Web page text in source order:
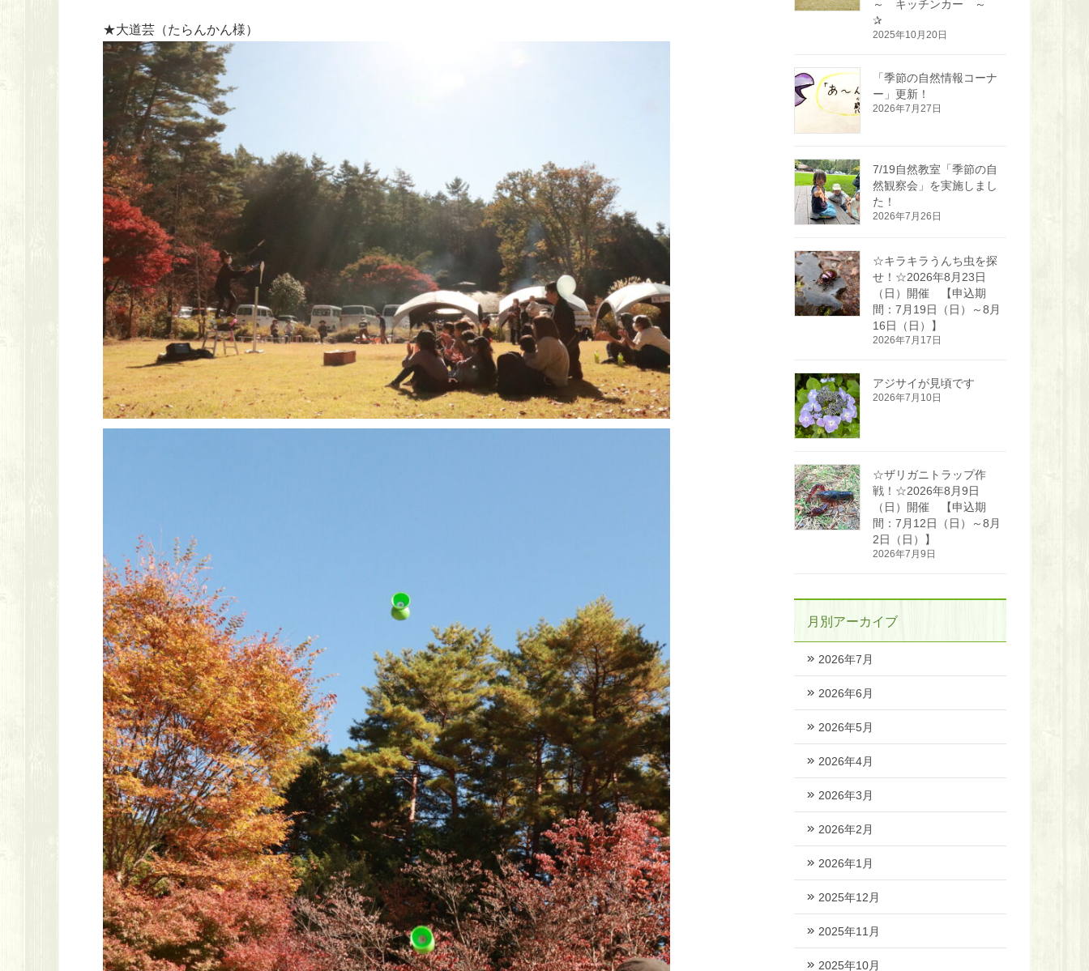
★大道芸（たらんかん様）
～ キッチンカー ～
✰
2025年10月20日
「季節の自然情報コーナ
ー」更新！
2026年7月27日
7/19自然教室「季節の自
然観察会」を実施しまし
た！
2026年7月26日
☆キラキラうんち虫を探
せ！☆2026年8月23日
（日）開催 【申込期
間：7月19日（日）～8月
16日（日）】
2026年7月17日
アジサイが見頃です
2026年7月10日
☆ザリガニトラップ作
戦！☆2026年8月9日
（日）開催 【申込期
間：7月12日（日）～8月
2日（日）】
2026年7月9日
月別アーカイブ
2026年7月
2026年6月
2026年5月
2026年4月
2026年3月
2026年2月
2026年1月
2025年12月
2025年11月
2025年10月